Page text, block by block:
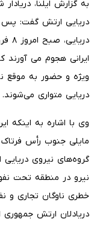
به گزارش ایلنا،
ایرانی هجوم می
ویژه و حضور به موقع
دریایی متواری می‌شوند.
مایلی جنوب رأس فرتاک
گروه‌های نیروی
نیرو در منطقه تحت
خطری ناوگان تجاری و
دریادلان ارتش جمهوری